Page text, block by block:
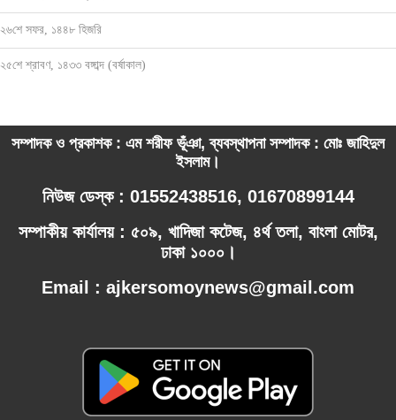
২৬শে সফর, ১৪৪৮ হিজরি
২৫শে শ্রাবণ, ১৪৩৩ বঙ্গাব্দ (বর্ষাকাল)
সম্পাদক ও প্রকাশক : এম শরীফ ভূঁঞা, ব্যবস্থাপনা সম্পাদক : মোঃ জাহিদুল
ইসলাম।
নিউজ ডেস্ক : 01552438516, 01670899144
সম্পাকীয় কার্যালয় : ৫০৯, খাদিজা কটেজ, ৪র্থ তলা, বাংলা মোটর,
ঢাকা ১০০০।
Email : ajkersomoynews@gmail.com